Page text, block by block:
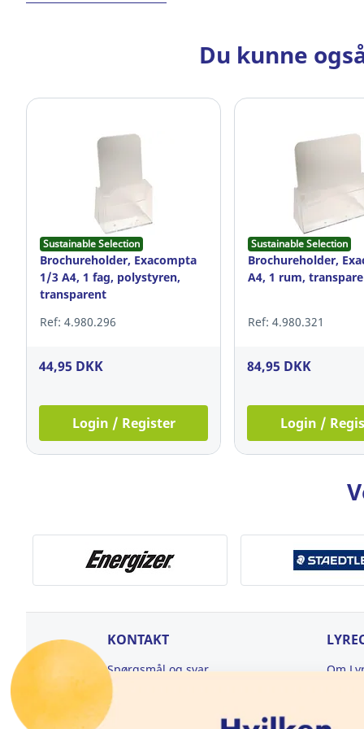
Du kunne
Sustainable Selection
Brochureholder, Exacompta
1/3 A4, 1 fag, polystyren,
transparent
Ref: 4.980.296
44,95 DKK
Login / Register
Sustainable Selection
Brochureholder,
A4, 1 rum,
Ref: 4.980.321
84,95 DKK
Login /
KONTAKT
Spørgsmål og svar
Kundeservice: 70 100 500
Om